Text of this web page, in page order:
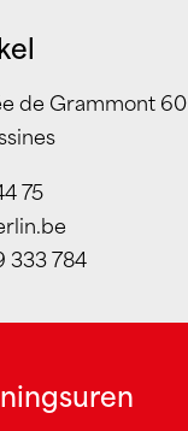
de Grammont 60
75
333 784